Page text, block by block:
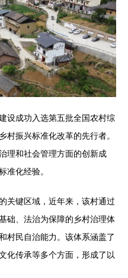
设成功入选第五批全国农村综
村振兴标准化改革的先行者。
理和社会管理方面的创新成
准化经验。
关键区域，近年来，该村通过
础、法治为保障的乡村治理体
村民自治能力。该体系涵盖了
化传承等多个方面，形成了以